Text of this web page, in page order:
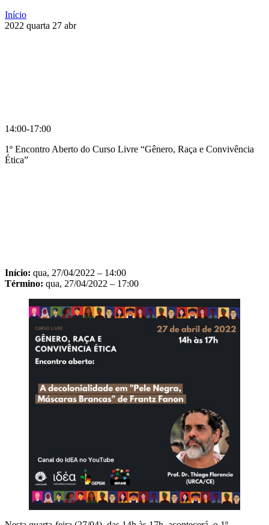
Início
2022 quarta 27 abr
14:00-17:00
1º Encontro Aberto do Curso Livre “Gênero, Raça e Convivência
Ética”
Início: qua, 27/04/2022 – 14:00
Término: qua, 27/04/2022 – 17:00